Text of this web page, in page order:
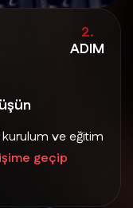
2.
ADIM
ve eğitim
geçip